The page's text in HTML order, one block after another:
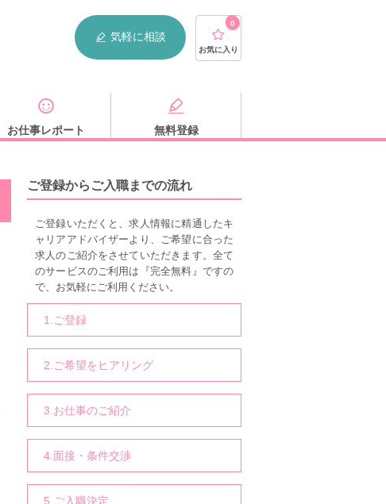
気軽に相談
0
お気に入り
お仕事レポート 無料登録
ご登録からご入職までの流れ
ご登録いただくと、求人情報に精通したキ
ャリアアドバイザーより、ご希望に合った
求人のご紹介をさせていただきます。全て
のサービスのご利用は『完全無料』ですの
で、お気軽にご利用ください。
1.ご登録
2.ご希望をヒアリング
3.お仕事のご紹介
4.面接・条件交渉
5.ご入職決定